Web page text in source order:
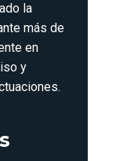
la
más de
en
y